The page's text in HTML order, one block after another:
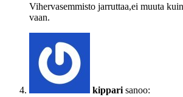
Vihervasemmisto jarruttaa,ei muuta
vaan.
kippari sanoo: